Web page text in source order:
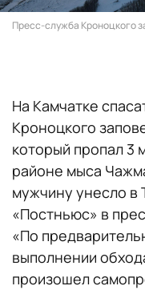
Пресс-служба Кроноцкого
На Камчатке
Кроноцкого
который пропал 3
районе мыса
мужчину унесло в
«Постньюс» в
«По
выполнении
произошел